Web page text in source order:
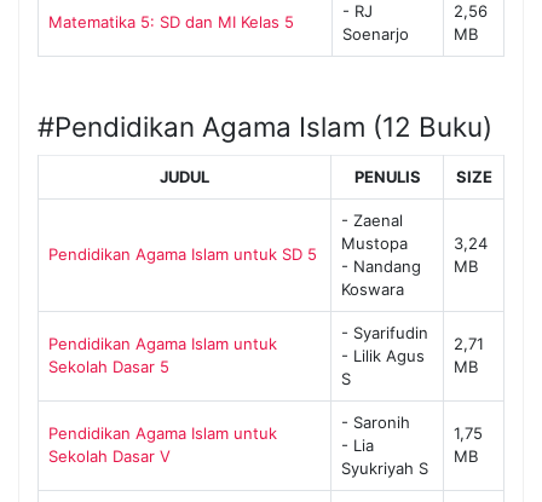
Matematika 5: SD dan MI Kelas 5
- RJ
Soenarjo
2,56
MB
#Pendidikan Agama Islam (12 Buku)
JUDUL PENULIS SIZE
Pendidikan Agama Islam untuk SD 5
- Zaenal
Mustopa
- Nandang
Koswara
3,24
MB
Pendidikan Agama Islam untuk
Sekolah Dasar 5
- Syarifudin
- Lilik Agus
S
2,71
MB
Pendidikan Agama Islam untuk
Sekolah Dasar V
- Saronih
- Lia
Syukriyah S
1,75
MB